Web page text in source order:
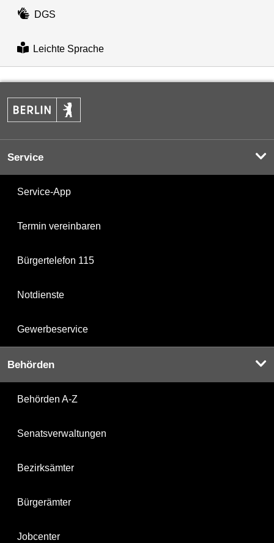
DGS
Leichte Sprache
Service
Service-App
Termin vereinbaren
Bürgertelefon 115
Notdienste
Gewerbeservice
Behörden
Behörden A-Z
Senatsverwaltungen
Bezirksämter
Bürgerämter
Jobcenter